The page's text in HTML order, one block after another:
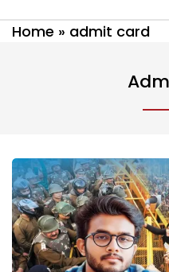
Home » admit card